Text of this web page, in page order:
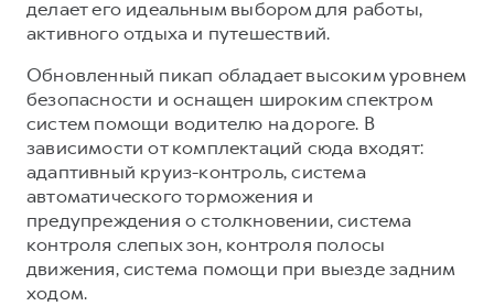
делает его идеальным выбором для работы,
активного отдыха и путешествий.
Обновленный пикап обладает высоким уровнем
безопасности и оснащен широким спектром
систем помощи водителю на дороге. В
зависимости от комплектаций сюда входят:
адаптивный круиз-контроль, система
автоматического торможения и
предупреждения о столкновении, система
контроля слепых зон, контроля полосы
движения, система помощи при выезде задним
ходом.